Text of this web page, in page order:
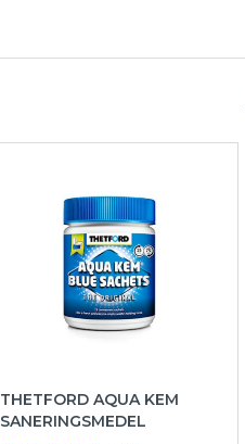
THETFORD AQUA KEM
SANERINGSMEDEL